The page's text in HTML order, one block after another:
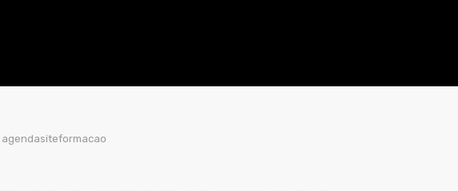
agendasiteformacao